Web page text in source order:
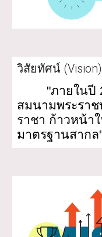
วิสัยทัศน์ (Vision)
"ภายในปี
สมนามพระรา
ราชา ก้าวหน้า
มาตรฐานสากล